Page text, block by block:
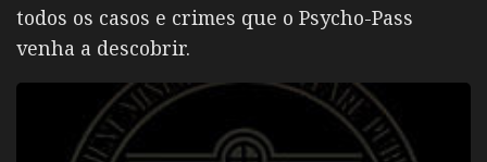
todos os casos e crimes que o Psycho-Pass
venha a descobrir.